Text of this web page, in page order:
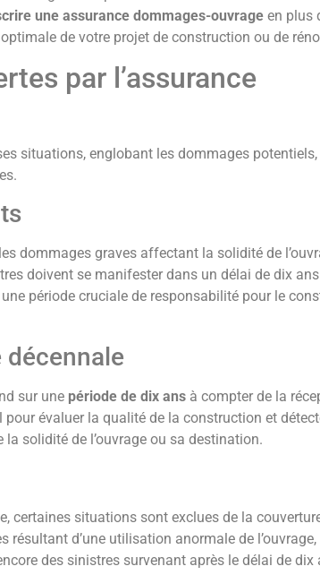
une assurance dommages-ouvrage en plus
de votre projet de construction ou de
par l’assurance
situations, englobant les dommages
dommages graves affectant la solidité de
doivent se manifester dans un délai de dix
période cruciale de responsabilité pour le
décennale
sur une période de dix ans à compter de la
évaluer la qualité de la construction et
solidité de l’ouvrage ou sa destination.
certaines situations sont exclues de la
d’une utilisation anormale de l’ouvrage,
des sinistres survenant après le délai de dix